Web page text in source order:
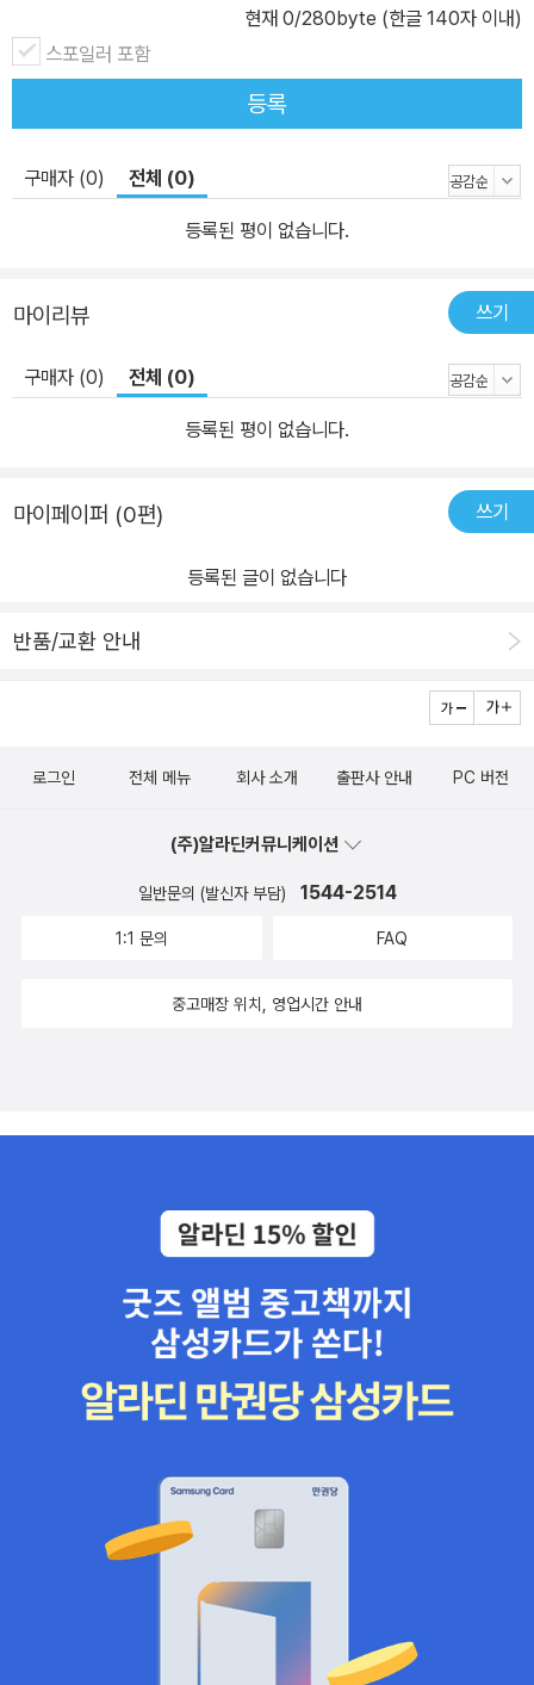
현재 0/280byte (한글 140자 이내)
스포일러 포함
등록
구매자 (0) 전체 (0)
등록된 평이 없습니다.
마이리뷰 쓰기
구매자 (0) 전체 (0)
등록된 평이 없습니다.
마이페이퍼 (0편) 쓰기
등록된 글이 없습니다
반품/교환 안내
로그인 전체 메뉴 회사 소개 출판사 안내 PC 버전
(주)알라딘커뮤니케이션
일반문의 (발신자 부담) 1544-2514
1:1 문의 FAQ
중고매장 위치, 영업시간 안내